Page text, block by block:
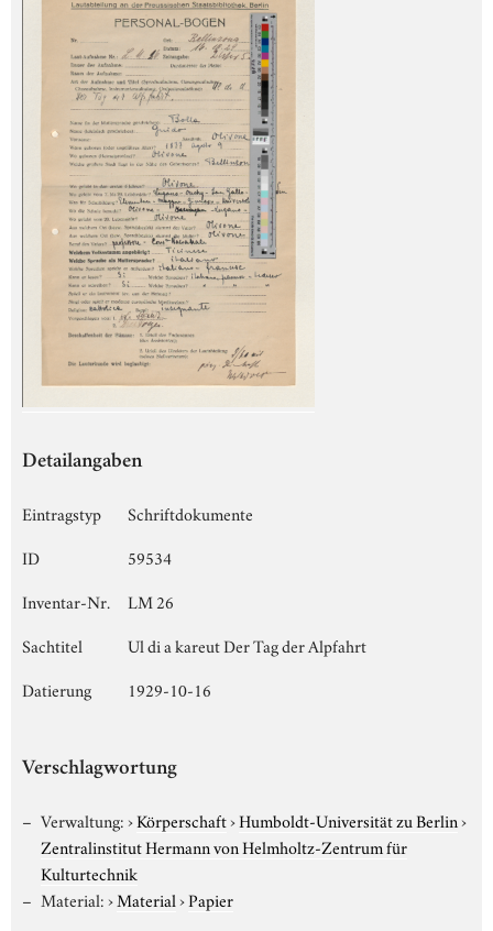
Detailangaben
Eintragstyp
Schriftdokumente
ID
59534
Inventar-Nr.
LM 26
Sachtitel
Ul di a kareut Der Tag der Alpfahrt
Datierung
1929-10-16
Verschlagwortung
Verwaltung:›Körperschaft›Humboldt-Universität zu Berlin›
Zentralinstitut Hermann von Helmholtz-Zentrum für
Kulturtechnik
Material:›Material›Papier